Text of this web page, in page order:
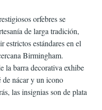
orfebres se
de larga tradición,
estrictos estándares en el
Birmingham.
la barra decorativa exhibe
de nácar y un icono
las insignias son de plata